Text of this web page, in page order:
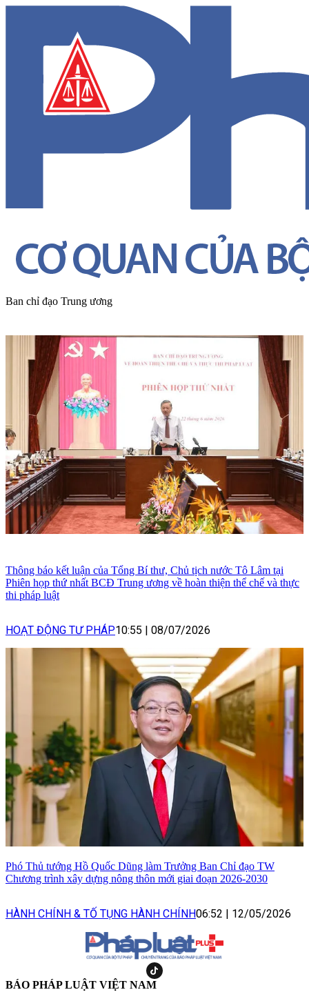
Ban chỉ đạo Trung ương
Thông báo kết luận của Tổng Bí thư, Chủ tịch nước Tô Lâm tại
Phiên họp thứ nhất BCĐ Trung ương về hoàn thiện thể chế và thực
thi pháp luật
HOẠT ĐỘNG TƯ PHÁP10:55 | 08/07/2026
Phó Thủ tướng Hồ Quốc Dũng làm Trưởng Ban Chỉ đạo TW
Chương trình xây dựng nông thôn mới giai đoạn 2026-2030
HÀNH CHÍNH & TỐ TỤNG HÀNH CHÍNH06:52 | 12/05/2026
BÁO PHÁP LUẬT VIỆT NAM